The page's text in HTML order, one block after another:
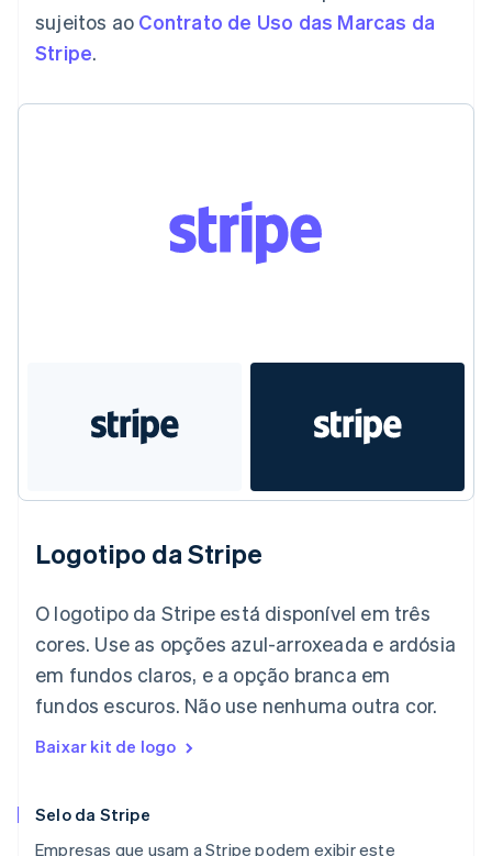
sujeitos ao Contrato de Uso das Marcas da
Stripe.
Logotipo da Stripe
O logotipo da Stripe está disponível em três
cores. Use as opções azul-arroxeada e ardósia
em fundos claros, e a opção branca em
fundos escuros. Não use nenhuma outra cor.
Baixar kit de logo
Selo da Stripe
Empresas que usam a Stripe podem exibir este
English
EnglishItaliano
English
Hungria
English
English
Japão
日本語 English
Letônia
English
Liechtenstein
Lituânia
FrançaisDeutsch